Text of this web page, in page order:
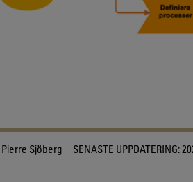
Pierre Sjöberg SENASTE UPPDATERING: